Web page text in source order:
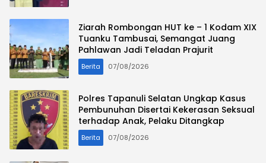
Ziarah Rombongan HUT ke – 1 Kodam XIX
Tuanku Tambusai, Semangat Juang
Pahlawan Jadi Teladan Prajurit
Berita 07/08/2026
Polres Tapanuli Selatan Ungkap Kasus
Pembunuhan Disertai Kekerasan Seksual
terhadap Anak, Pelaku Ditangkap
Berita 07/08/2026